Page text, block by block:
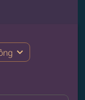
expand_more